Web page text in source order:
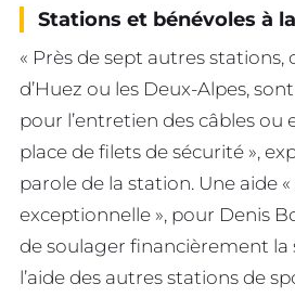
Stations et bénévoles à
« Près de sept autres stations,
d’Huez ou les Deux-Alpes,
pour l’entretien des câbles ou
place de filets de sécurité »,
parole de la station. Une aide
exceptionnelle », pour Denis
de soulager financièrement la
l’aide des autres stations de